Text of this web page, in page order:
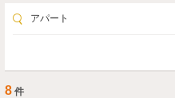
アパート
8 件